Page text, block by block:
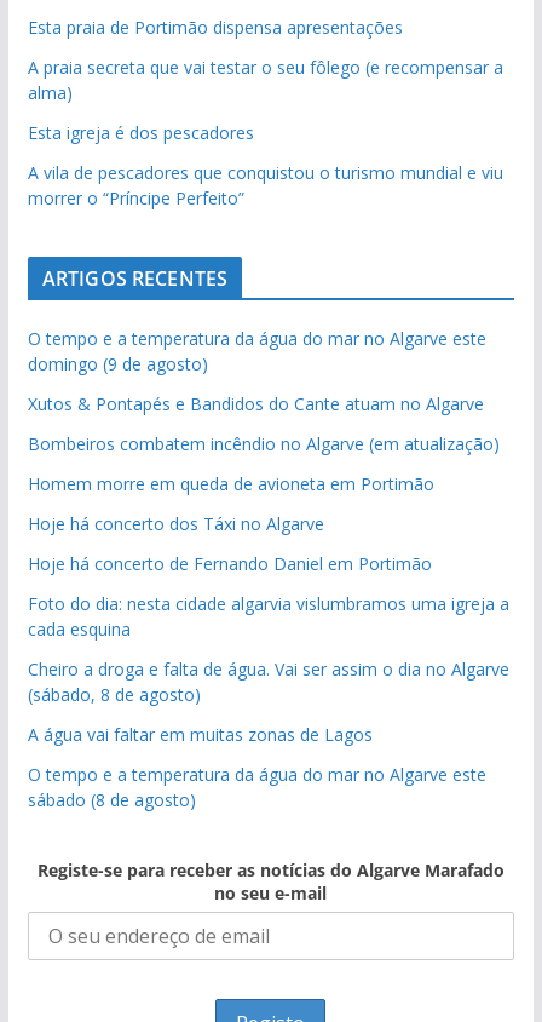
Esta praia de Portimão dispensa apresentações
A praia secreta que vai testar o seu fôlego (e recompensar a
alma)
Esta igreja é dos pescadores
A vila de pescadores que conquistou o turismo mundial e viu
morrer o “Príncipe Perfeito”
ARTIGOS RECENTES
O tempo e a temperatura da água do mar no Algarve este
domingo (9 de agosto)
Xutos & Pontapés e Bandidos do Cante atuam no Algarve
Bombeiros combatem incêndio no Algarve (em atualização)
Homem morre em queda de avioneta em Portimão
Hoje há concerto dos Táxi no Algarve
Hoje há concerto de Fernando Daniel em Portimão
Foto do dia: nesta cidade algarvia vislumbramos uma igreja a
cada esquina
Cheiro a droga e falta de água. Vai ser assim o dia no Algarve
(sábado, 8 de agosto)
A água vai faltar em muitas zonas de Lagos
O tempo e a temperatura da água do mar no Algarve este
sábado (8 de agosto)
Registe-se para receber as notícias do Algarve Marafado
no seu e-mail